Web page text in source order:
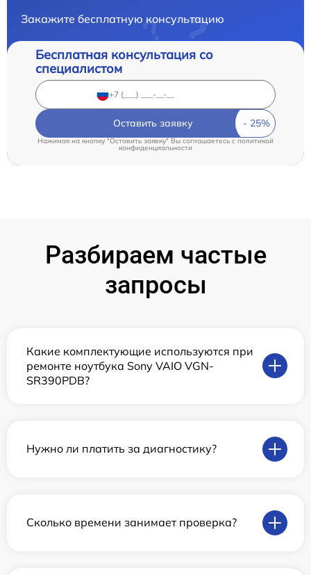
Закажите бесплатную консультацию
Бесплатная консультация со
специалистом
Оставить заявку
Нажимая на кнопку "Оставить заявку" Вы соглашаетесь cполитикой
конфиденциальности
Разбираем частые
запросы
Какие комплектующие используются при
ремонте ноутбука Sony VAIO VGN-
SR390PDB?
Нужно ли платить за диагностику?
Сколько времени занимает проверка?